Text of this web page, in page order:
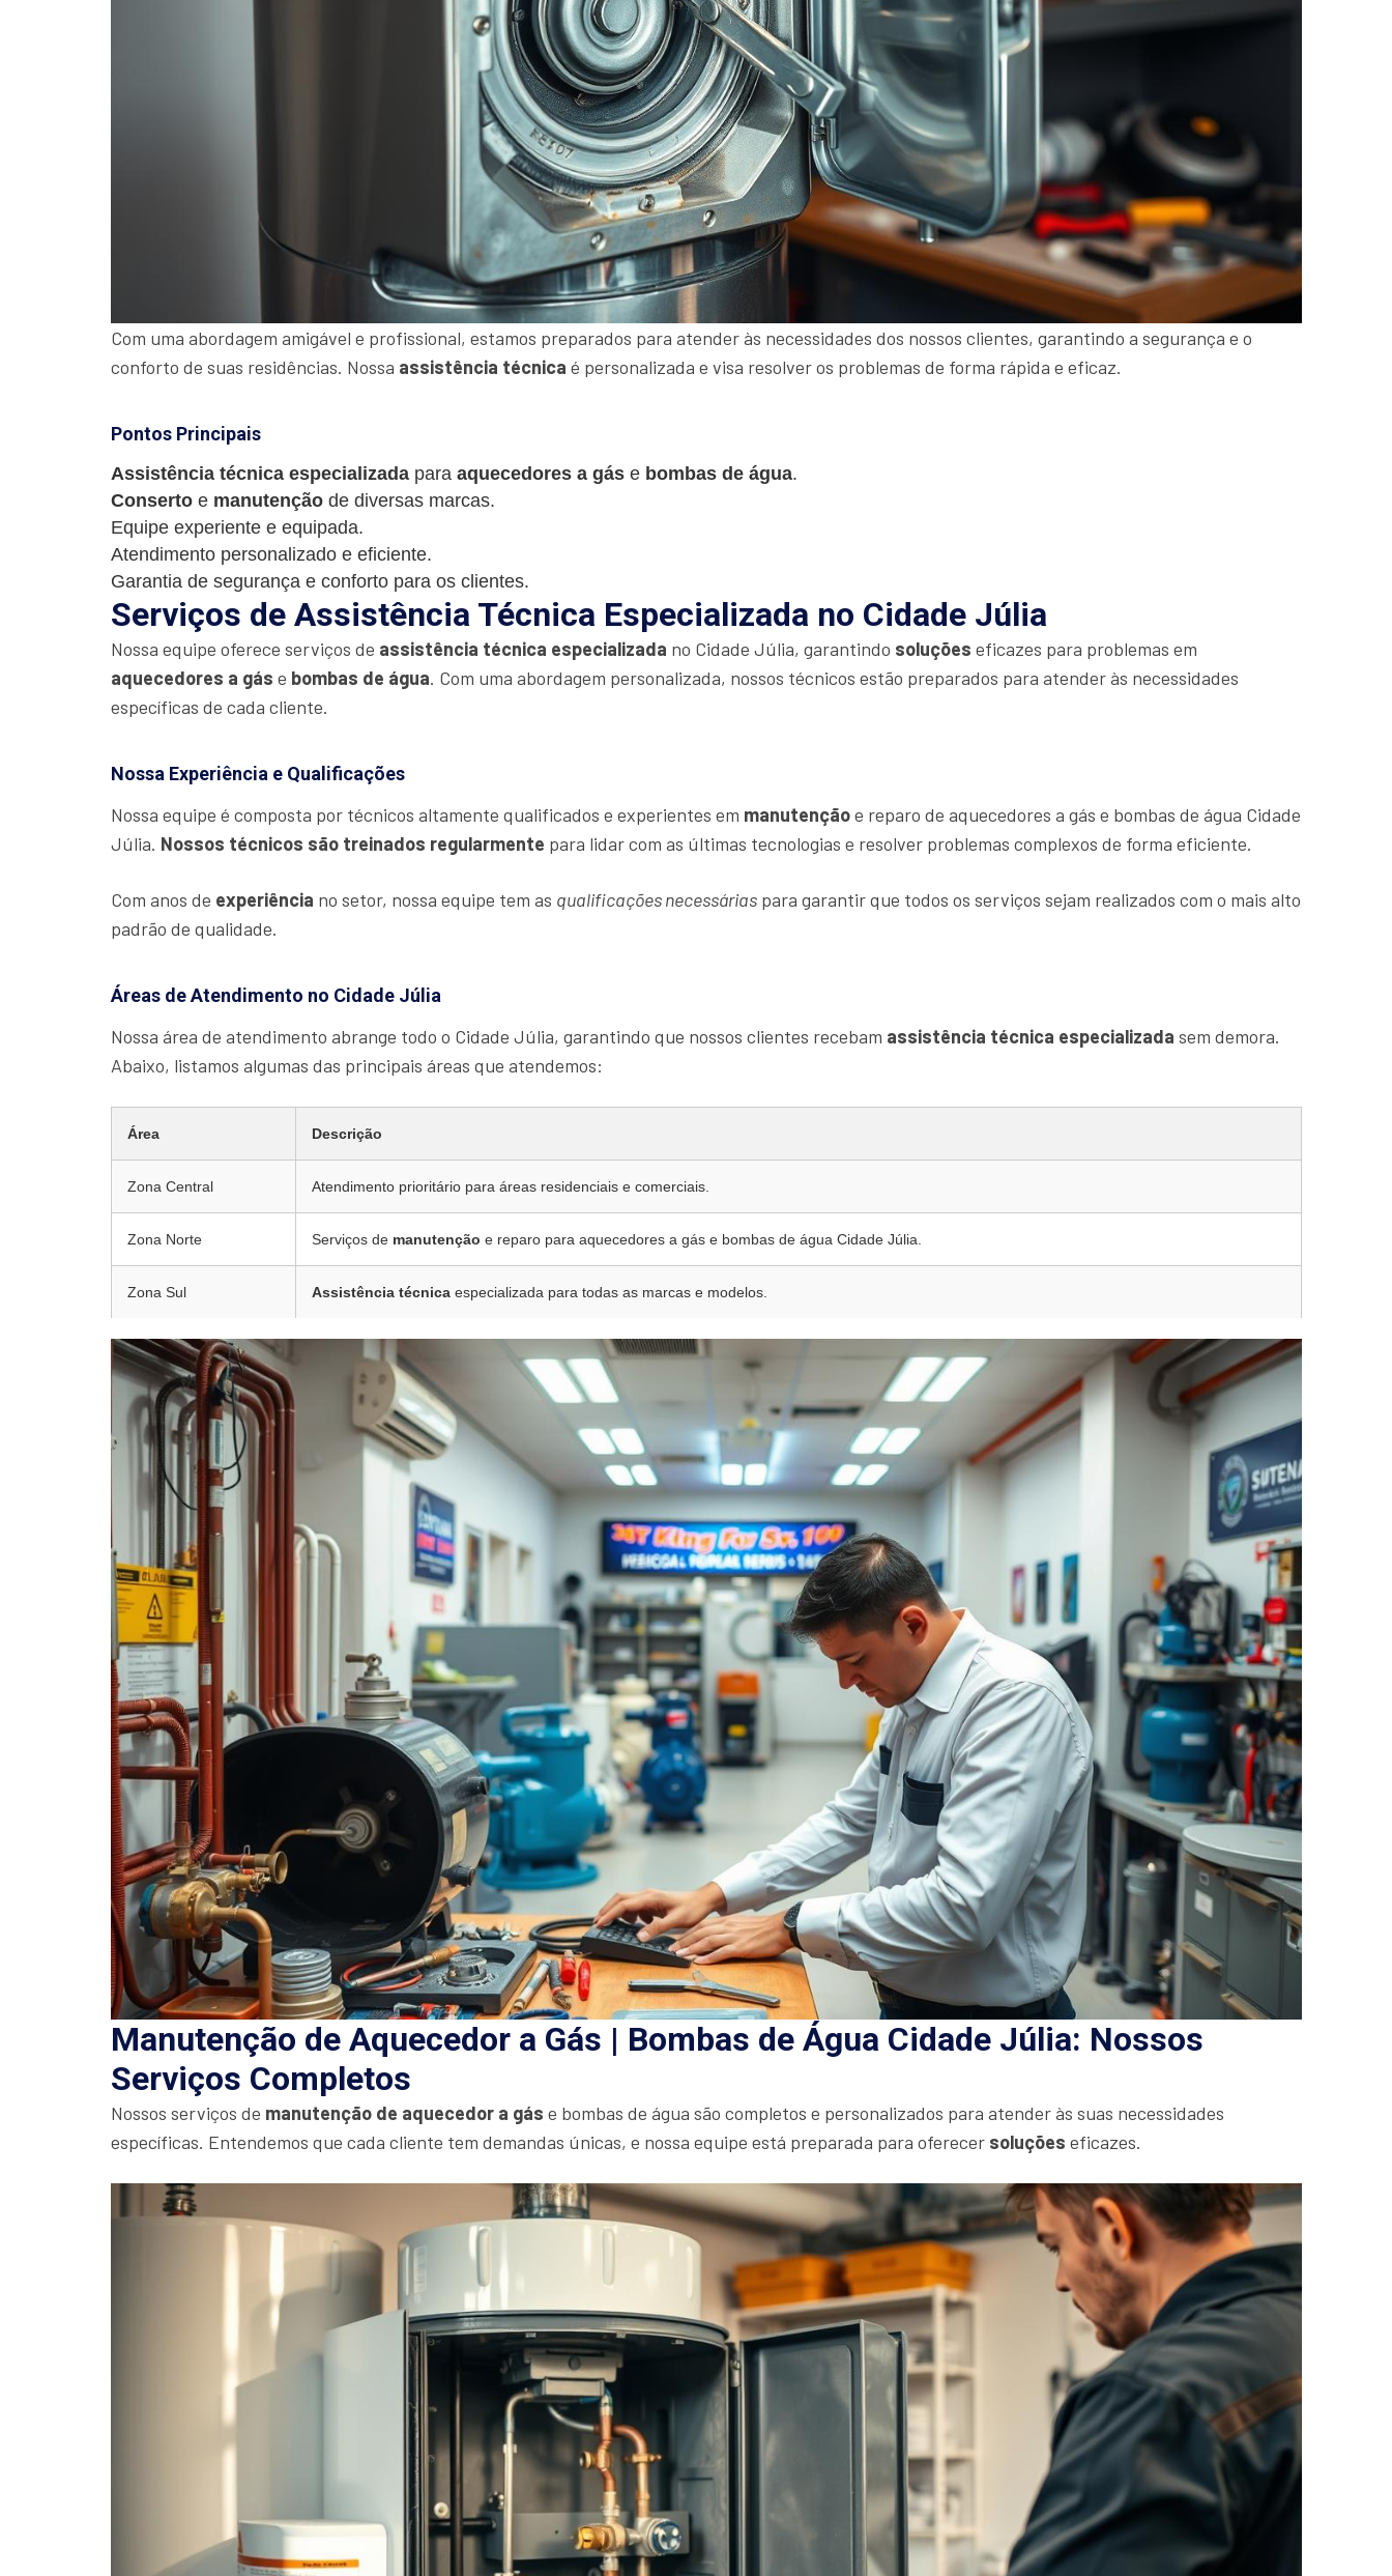
Com uma abordagem amigável e profissional, estamos preparados para atender às necessidades dos nossos clientes, garantindo a segurança e o
conforto de suas residências. Nossa assistência técnica é personalizada e visa resolver os problemas de forma rápida e eficaz.
Pontos Principais
Assistência técnica especializada para aquecedores a gás e bombas de água.
Conserto e manutenção de diversas marcas.
Equipe experiente e equipada.
Atendimento personalizado e eficiente.
Garantia de segurança e conforto para os clientes.
Serviços de Assistência Técnica Especializada no Cidade Júlia
Nossa equipe oferece serviços de assistência técnica especializada no Cidade Júlia, garantindo soluções eficazes para problemas em
aquecedores a gás e bombas de água. Com uma abordagem personalizada, nossos técnicos estão preparados para atender às necessidades
específicas de cada cliente.
Nossa Experiência e Qualificações
Nossa equipe é composta por técnicos altamente qualificados e experientes em manutençãoe reparo de aquecedores a gás e bombas de água Cidade
Júlia. Nossos técnicos são treinados regularmente para lidar com as últimas tecnologias e resolver problemas complexos de forma eficiente.
Com anos de experiência no setor, nossa equipe tem as qualificações necessárias para garantir que todos os serviços sejam realizados com o mais alto
padrão de qualidade.
Áreas de Atendimento no Cidade Júlia
Nossa área de atendimento abrange todo o Cidade Júlia, garantindo que nossos clientes recebam assistência técnica especializada sem demora.
Abaixo, listamos algumas das principais áreas que atendemos:
Área Descrição
Zona Central Atendimento prioritário para áreas residenciais e comerciais.
Zona Norte Serviços de manutenção e reparo para aquecedores a gás e bombas de água Cidade Júlia.
Zona Sul Assistência técnica especializada para todas as marcas e modelos.
Manutenção de Aquecedor a Gás | Bombas de Água Cidade Júlia: Nossos
Serviços Completos
Nossos serviços de manutenção de aquecedor a gás e bombas de água são completos e personalizados para atender às suas necessidades
específicas. Entendemos que cada cliente tem demandas únicas, e nossa equipe está preparada para oferecer soluções eficazes.